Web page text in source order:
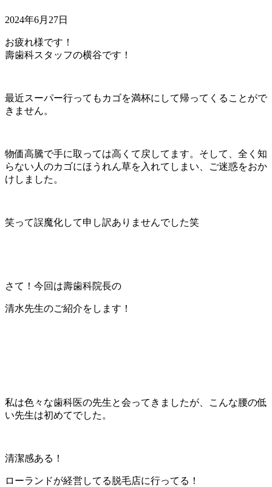
2024年6月27日
お疲れ様です！
壽歯科スタッフの横谷です！
最近スーパー行ってもカゴを満杯にして帰ってくることがで
きません。
物価高騰で手に取っては高くて戻してます。そして、全く知
らない人のカゴにほうれん草を入れてしまい、ご迷惑をおか
けしました。
笑って誤魔化して申し訳ありませんでした笑
さて！今回は壽歯科院長の
清水先生のご紹介をします！
私は色々な歯科医の先生と会ってきましたが、こんな腰の低
い先生は初めてでした。
清潔感ある！
ローランドが経営してる脱毛店に行ってる！